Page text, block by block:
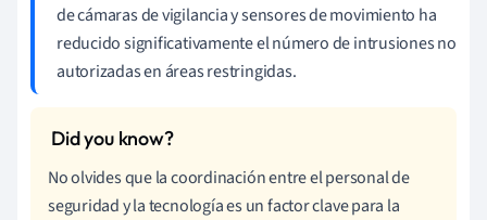
de cámaras de vigilancia y sensores de movimiento ha
reducido significativamente el número de intrusiones no
autorizadas en áreas restringidas.
No olvides que la coordinación entre el personal de
seguridad y la tecnología es un factor clave para la